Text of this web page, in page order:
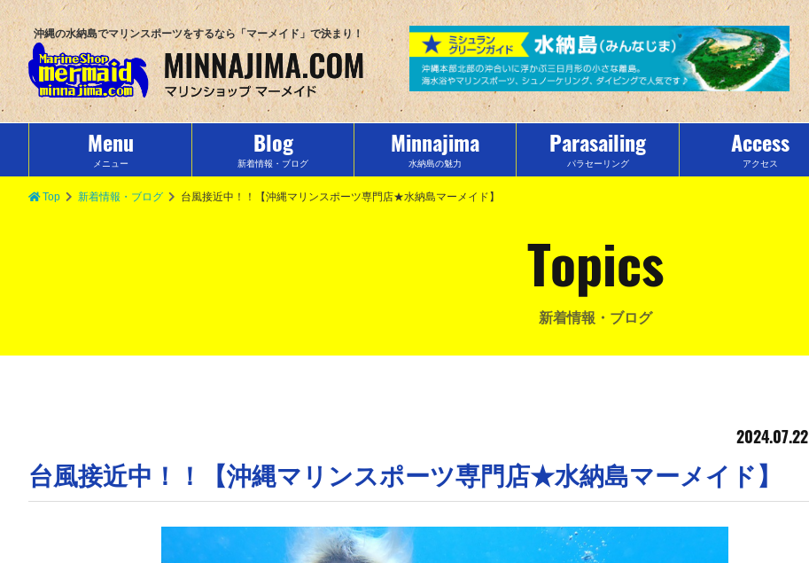
沖縄の水納島でマリンスポーツをするなら「マーメイド」で決まり！
Menu
メニュー
Blog
新着情報・ブログ
Minnajima
水納島の魅力
Parasailing
パラセーリング
Access
アクセス
Top 新着情報・ブログ 台風接近中！！【沖縄マリンスポーツ専門店★水納島マーメイド】
Topics
新着情報・ブログ
2024.07.22
台風接近中！！【沖縄マリンスポーツ専門店★水納島マーメイド】